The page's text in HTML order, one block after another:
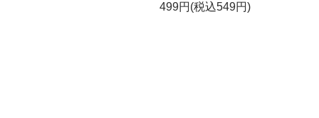
499円(税込549円)